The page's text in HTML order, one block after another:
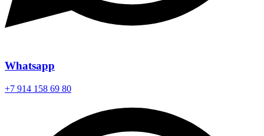
Whatsapp
+7 914 158 69 80